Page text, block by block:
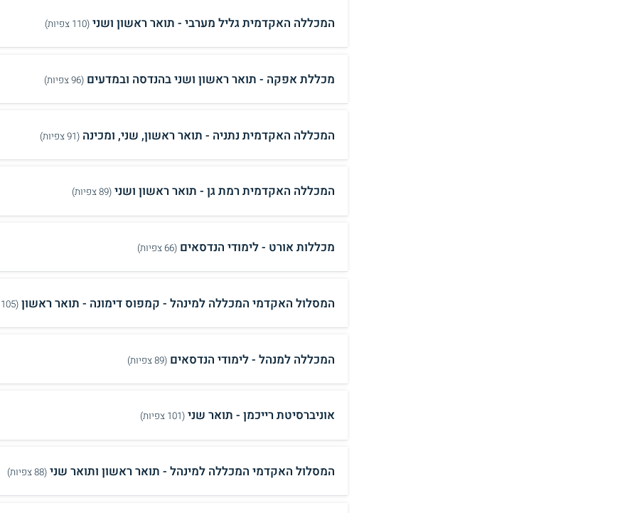
המכללה האקדמית גליל מערבי - תואר ראשון ושני(110 צפיות)
מכללת אפקה - תואר ראשון ושני בהנדסה ובמדעים(96 צפיות)
המכללה האקדמית נתניה - תואר ראשון, שני, ומכינה(91 צפיות)
המכללה האקדמית רמת גן - תואר ראשון ושני(89 צפיות)
מכללות אורט - לימודי הנדסאים(66 צפיות)
המסלול האקדמי המכללה למינהל - קמפוס דימונה - תואר ראשון(105 צפיות)
המכללה למנהל - לימודי הנדסאים(89 צפיות)
אוניברסיטת רייכמן - תואר שני(101 צפיות)
המסלול האקדמי המכללה למינהל - תואר ראשון ותואר שני(88 צפיות)